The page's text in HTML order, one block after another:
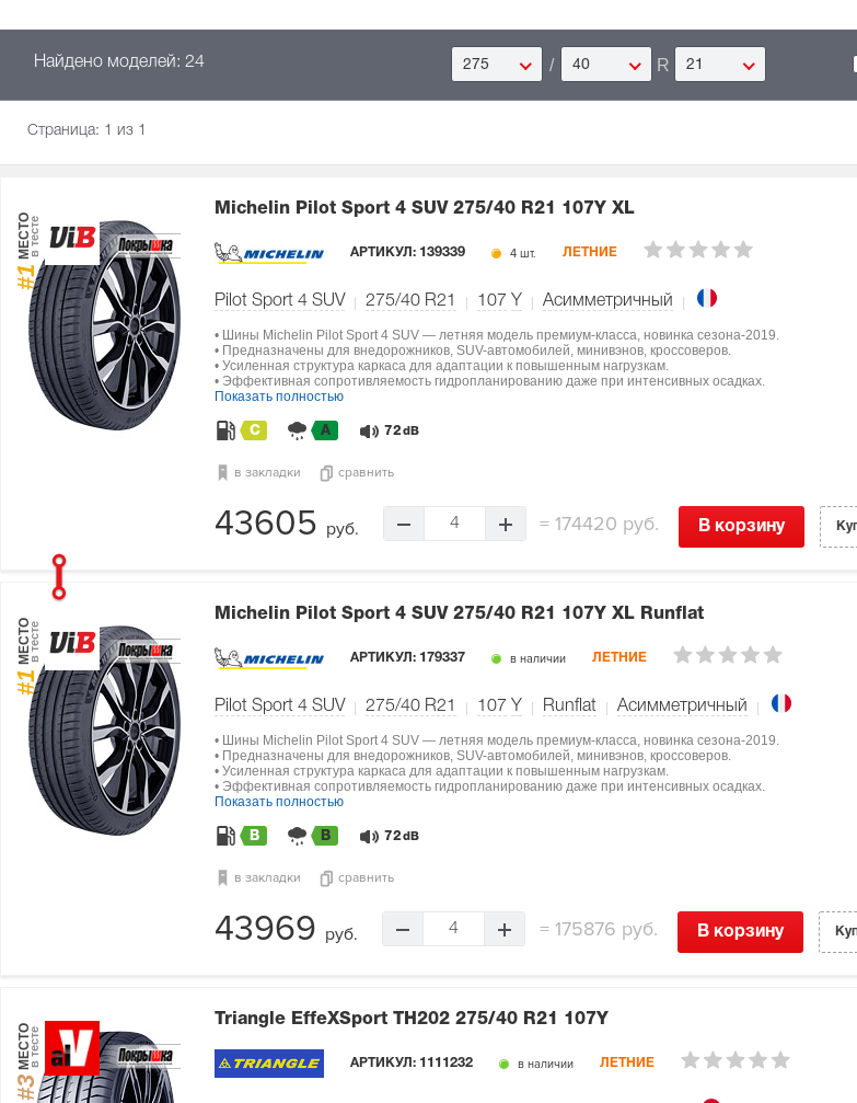
Найдено моделей: 24 275 / 40 R 21
Страница: 1 из 1
#1
МЕСТОв тесте
Michelin Pilot Sport 4 SUV 275/40 R21 107Y XL
АРТИКУЛ: 139339 4 шт. ЛЕТНИЕ
Pilot Sport 4 SUV 275/40 R21 107 Y Асимметричный
• Шины Michelin Pilot Sport 4 SUV — летняя модель премиум-класса, новинка сезона-2019.
• Предназначены для внедорожников, SUV-автомобилей, минивэнов, кроссоверов.
• Усиленная структура каркаса для адаптации к повышенным нагрузкам.
• Эффективная сопротивляемость гидропланированию даже при интенсивных осадках.
Показать полностью
C A 72 dB
в закладки сравнить
43605 руб. 4 = 174420 руб. В корзину
#1
МЕСТОв тесте
Michelin Pilot Sport 4 SUV 275/40 R21 107Y XL Runflat
АРТИКУЛ: 179337 в наличии ЛЕТНИЕ
Pilot Sport 4 SUV 275/40 R21 107 Y Runflat Асимметричный
• Шины Michelin Pilot Sport 4 SUV — летняя модель премиум-класса, новинка сезона-2019.
• Предназначены для внедорожников, SUV-автомобилей, минивэнов, кроссоверов.
• Усиленная структура каркаса для адаптации к повышенным нагрузкам.
• Эффективная сопротивляемость гидропланированию даже при интенсивных осадках.
Показать полностью
B B 72 dB
в закладки сравнить
43969 руб. 4 =175876 руб. В корзину
#3
МЕСТОв тесте
Triangle EffeXSport TH202 275/40 R21 107Y
АРТИКУЛ: 1111232 в наличии ЛЕТНИЕ